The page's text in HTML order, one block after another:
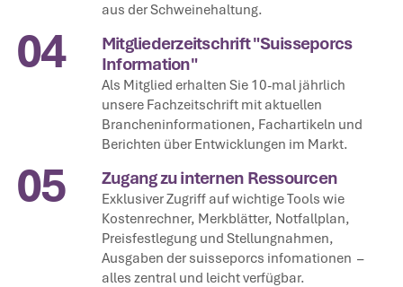
aus der Schweinehaltung.
04
Mitgliederzeitschrift "Suisseporcs
Information"
Als Mitglied erhalten Sie 10-mal jährlich
unsere Fachzeitschrift mit aktuellen
Brancheninformationen, Fachartikeln und
Berichten über Entwicklungen im Markt.
05 Zugang zu internen Ressourcen
Exklusiver Zugriff auf wichtige Tools wie
Kostenrechner, Merkblätter, Notfallplan,
Preisfestlegung und Stellungnahmen,
Ausgaben der suisseporcs infomationen –
alles zentral und leicht verfügbar.